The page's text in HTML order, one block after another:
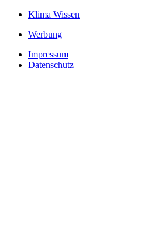
Klima Wissen
Werbung
Impressum
Datenschutz